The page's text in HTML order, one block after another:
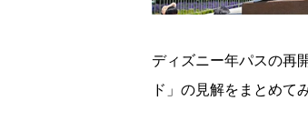
ディズニー年パスの再
ド」の見解をまとめて